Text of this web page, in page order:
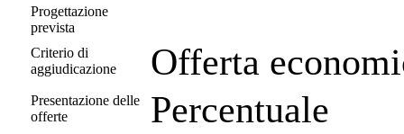
Progettazione
prevista
Criterio di
aggiudicazione
Offerta
Presentazione delle
offerte
Percentuale